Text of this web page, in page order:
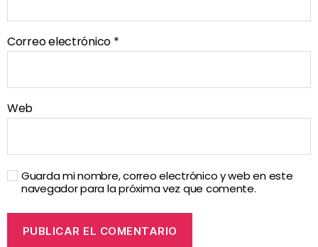
Correo electrónico *
Web
Guarda mi nombre, correo electrónico y web en este
navegador para la próxima vez que comente.